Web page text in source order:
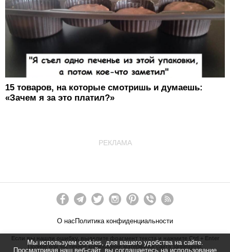
Мы используем cookies, для вашего удобства на сайте.
Просматривая наш веб-сайт, вы соглашаетесь на использование
15 товаров, на которые смотришь и думаешь:
«Зачем я за это платил?»
РЕКЛАМА
О нас Политика конфиденциальности
Если вы нашли ошибку, выделите фрагмент текста и нажмите Ctrl + Enter
Полное или частичное копирование материалов сайта запрещено.